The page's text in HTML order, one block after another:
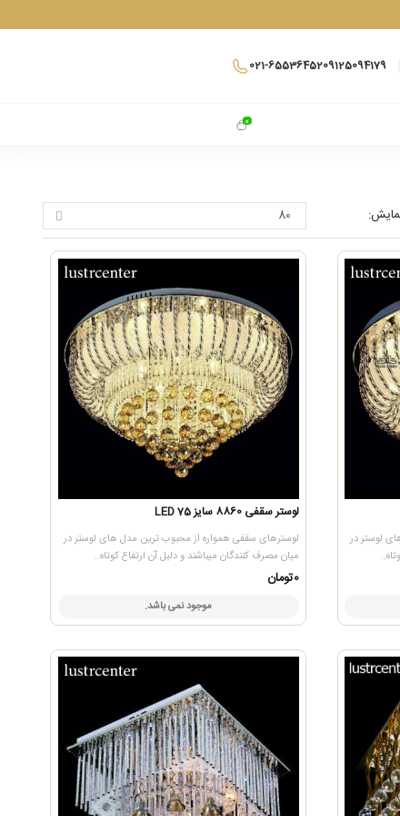
021-6553645209125094179
0
لوستر در
لوستر سقفی 8860 سایز 75 LED
لوسترهای سقفی همواره از محبوب ترین مدل های لوستر در
میان مصرف کنندگان میباشند و دلیل آن ارتفاع کوتاه..
0تومان
موجود نمی باشد.